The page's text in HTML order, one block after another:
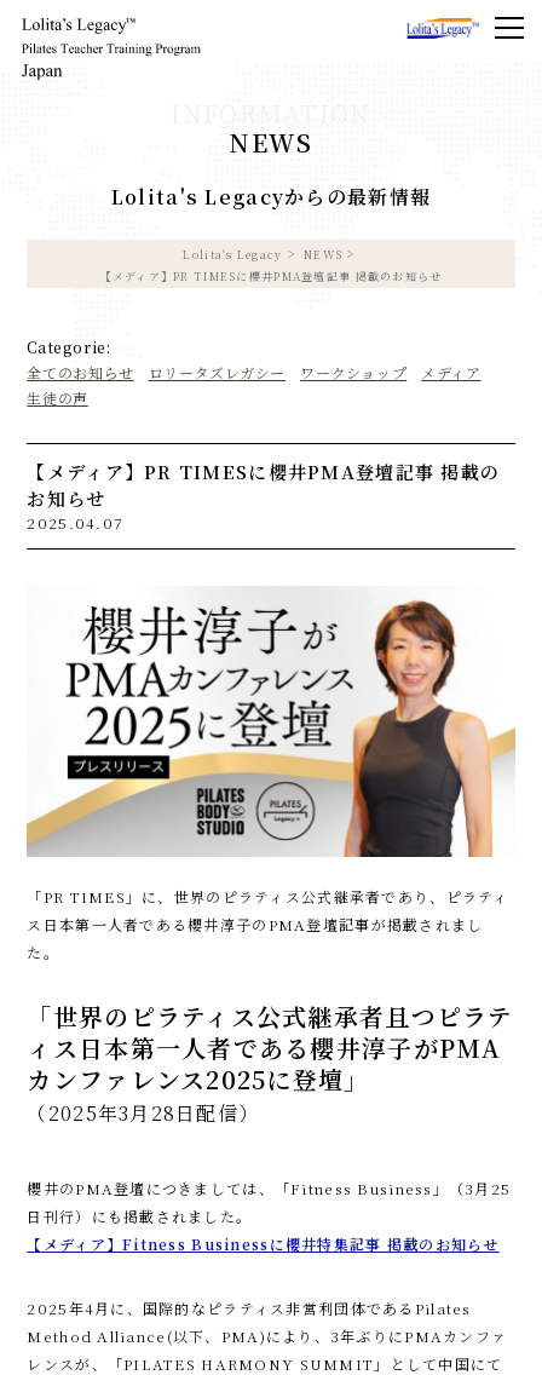
NEWS
Lolita's Legacyからの最新情報
Lolita's Legacy
NEWS
【メディア】PR TIMESに櫻井PMA登壇記事 掲載のお知らせ
Categorie:
全てのお知らせ
ロリータズレガシー ワークショップ
メディア
生徒の声
【メディア】PR TIMESに櫻井PMA登壇記事 掲載の
お知らせ
2025.04.07
「PR TIMES」に、世界のピラティス公式継承者であり、ピラティ
ス日本第一人者である櫻井淳子のPMA登壇記事が掲載されまし
た。
「世界のピラティス公式継承者且つピラテ
ィス日本第一人者である櫻井淳子がPMA
カンファレンス2025に登壇 」
（2025年3月28日配信）
櫻井のPMA登壇につきましては、「Fitness Business」（3月25
日刊行）にも掲載されました。
【メディア】Fitness Businessに櫻井特集記事 掲載のお知らせ
2025年4月に、国際的なピラティス非営利団体であるPilates
Method Alliance(以下、PMA)により、3年ぶりにPMAカンファ
レンスが、「PILATES HARMONY SUMMIT」として中国にて